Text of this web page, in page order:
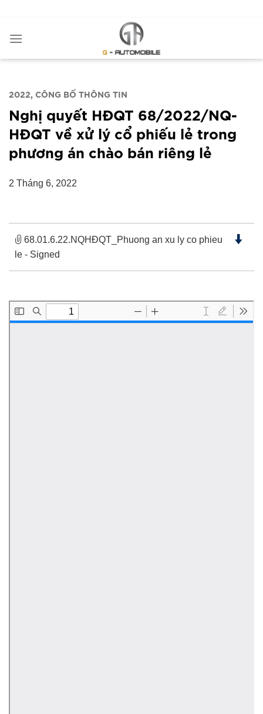
nội
2022 CÔNG BỐ THÔNG TIN
Nghị quyết HĐQT 68/2022/NQ-
HĐQT về xử lý cổ phiếu lẻ trong
phương án chào bán riêng lẻ
2 Tháng 6, 2022
68.01.6.22.NQHĐQT_Phuong an xu ly co phieu
le - Signed